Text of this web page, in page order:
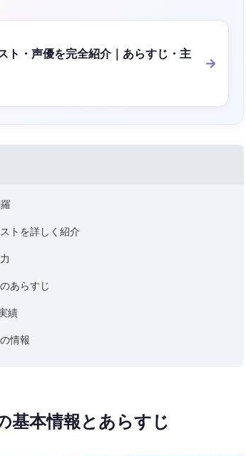
ト・声優を完全紹介｜あらすじ・主
トを詳しく紹介
あらすじ
績
情報
基本情報とあらすじ